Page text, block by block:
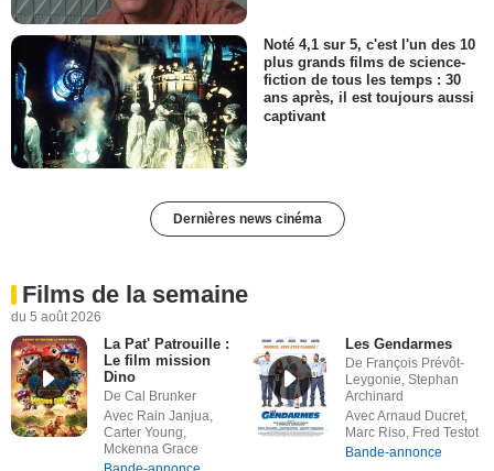
Noté 4,1 sur 5, c'est l'un des 10
plus grands films de science-
fiction de tous les temps : 30
ans après, il est toujours aussi
captivant
Dernières news cinéma
Films de la semaine
du 5 août 2026
La Pat' Patrouille :
Le film mission
Dino
De Cal Brunker
Avec Rain Janjua,
Carter Young,
Mckenna Grace
Les Gendarmes
De François Prévôt-
Leygonie, Stephan
Archinard
Avec Arnaud Ducret,
Marc Riso, Fred Testot
Bande-annonce